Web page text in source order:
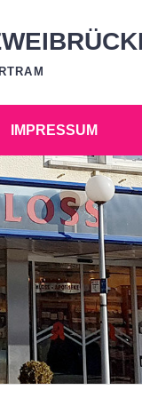
IMPRESSUM